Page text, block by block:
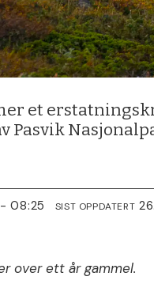
et
Pasvik
- 08:25 SIST OPPDATERT
over ett år gammel.